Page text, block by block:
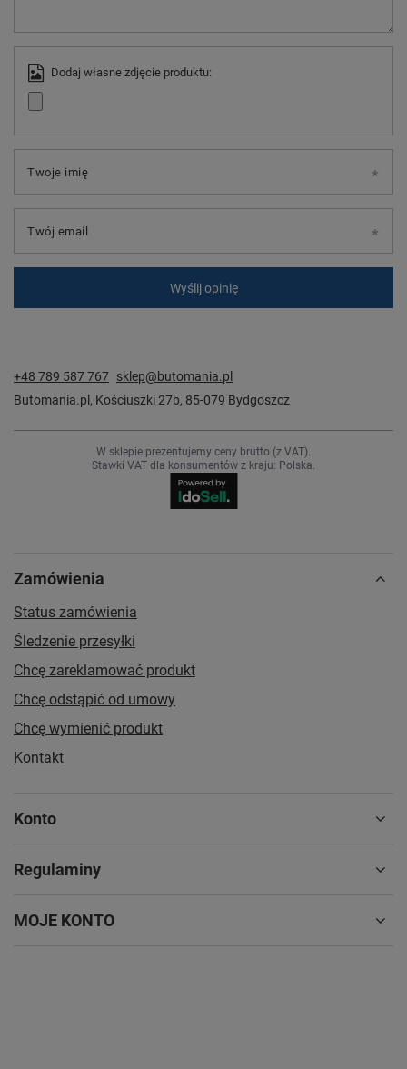
Dodaj własne zdjęcie produktu:
Twoje imię
Twój email
Wyślij opinię
+48 789 587 767 sklep@butomania.pl
Butomania.pl , Kościuszki 27b, 85-079 Bydgoszcz
W sklepie prezentujemy ceny brutto (z VAT).
Stawki VAT dla konsumentów z kraju: Polska.
Zamówienia
Status zamówienia
Śledzenie przesyłki
Chcę zareklamować produkt
Chcę odstąpić od umowy
Chcę wymienić produkt
Kontakt
Konto
Regulaminy
MOJE KONTO